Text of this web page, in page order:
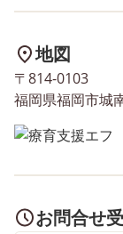
地図
〒814-0103
福岡県福岡市城
お問合せ